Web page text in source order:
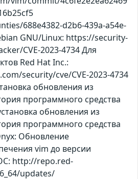
688e4382-d2b6-439a-a54e-
GNU/Linux: https://security-
CVE-2023-4734 Для
Red Hat Inc.:
security/cve/CVE-2023-4734
обновления из
программного средства
обновления из
программного средства
Обновление
vim до версии
http://repo.red-
updates/